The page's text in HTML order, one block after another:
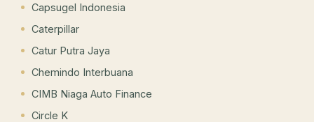
Capsugel Indonesia
Caterpillar
Catur Putra Jaya
Chemindo Interbuana
CIMB Niaga Auto Finance
Circle K